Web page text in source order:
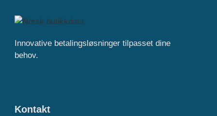
Innovative betalingsløsninger tilpasset dine
behov.
Kontakt